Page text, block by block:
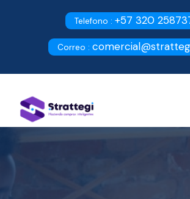
Telefono : +57 320
Correo :